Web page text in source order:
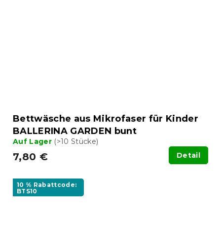
Bettwäsche aus Mikrofaser für Kinder
BALLERINA GARDEN bunt
Auf Lager (>10 Stücke)
7,80 € Detail
10 % Rabattcode:
BTS10